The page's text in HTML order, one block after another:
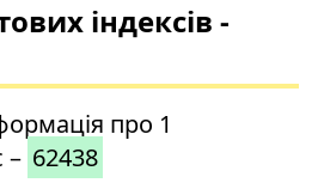
індексів -
про 1
– 62438